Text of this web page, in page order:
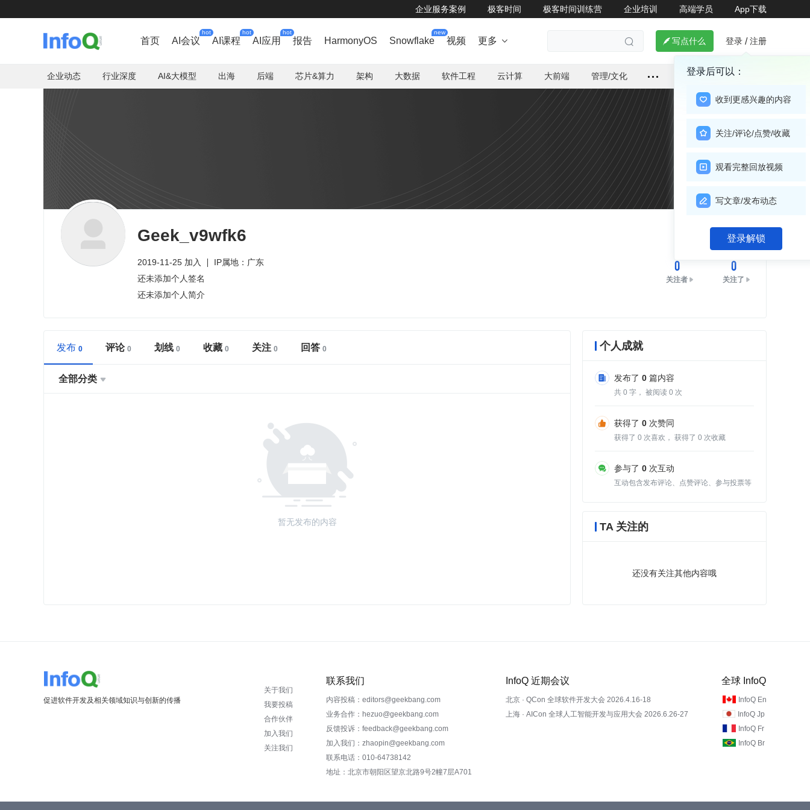
企业服务案例 极客时间 极客时间训练营 企业培训 高端学员 App下载
首页 AI会议
hot
AI课程
hot
AI应用
hot
报告 HarmonyOS Snowflake
new
视频 更多    写点什么 登录 / 注册
登录后可以：
收到更感兴趣的内容
关注/评论/点赞/收藏
观看完整回放视频
写文章/发布动态
登录解锁
企业动态 行业深度 AI&大模型 出海 后端 芯片&算力 架构 大数据 软件工程 云计算 大前端 管理/文化
Geek_v9wfk6
2019-11-25 加入
IP属地：广东
还未添加个人签名
还未添加个人简介
关注
0
关注者
0
关注了
发布 评论 划线 收藏 关注 回答
全部分类 
暂无发布的内容
个人成就
发布了 0 篇内容
共 0 字， 被阅读 0 次
获得了 0 次赞同
获得了 0 次喜欢， 获得了 0 次收藏
参与了 0 次互动
互动包含发布评论、点赞评论、参与投票等
TA 关注的
还没有关注其他内容哦
促进软件开发及相关领域知识与创新的传播
关于我们
我要投稿
合作伙伴
加入我们
关注我们
联系我们
内容投稿：editors@geekbang.com
业务合作：hezuo@geekbang.com
反馈投诉：feedback@geekbang.com
加入我们：zhaopin@geekbang.com
联系电话：010-64738142
地址：北京市朝阳区望京北路9号2幢7层A701
InfoQ 近期会议
北京 · QCon 全球软件开发大会 2026.4.16-18
上海 · AICon 全球人工智能开发与应用大会 2026.6.26-27
全球 InfoQ
InfoQ En
InfoQ Jp
InfoQ Fr
InfoQ Br